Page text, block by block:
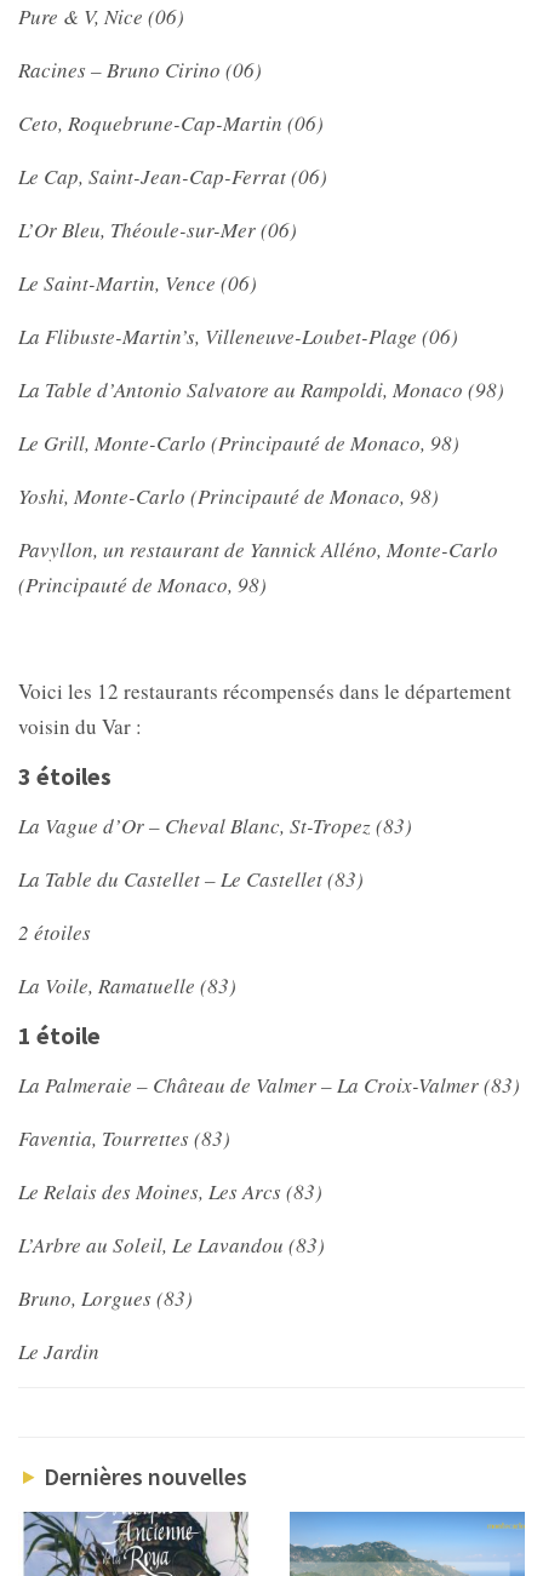
Pure & V, Nice (06)
Racines – Bruno Cirino (06)
Ceto, Roquebrune-Cap-Martin (06)
Le Cap, Saint-Jean-Cap-Ferrat (06)
L’Or Bleu, Théoule-sur-Mer (06)
Le Saint-Martin, Vence (06)
La Flibuste-Martin’s, Villeneuve-Loubet-Plage (06)
La Table d’Antonio Salvatore au Rampoldi, Monaco (98)
Le Grill, Monte-Carlo (Principauté de Monaco, 98)
Yoshi, Monte-Carlo (Principauté de Monaco, 98)
Pavyllon, un restaurant de Yannick Alléno, Monte-Carlo
(Principauté de Monaco, 98)
Voici les 12 restaurants récompensés dans le département
voisin du Var :
3 étoiles
La Vague d’Or – Cheval Blanc, St-Tropez (83)
La Table du Castellet – Le Castellet (83)
2 étoiles
La Voile, Ramatuelle (83)
1 étoile
La Palmeraie – Château de Valmer – La Croix-Valmer (83)
Faventia, Tourrettes (83)
Le Relais des Moines, Les Arcs (83)
L’Arbre au Soleil, Le Lavandou (83)
Bruno, Lorgues (83)
Le Jardin
Dernières nouvelles